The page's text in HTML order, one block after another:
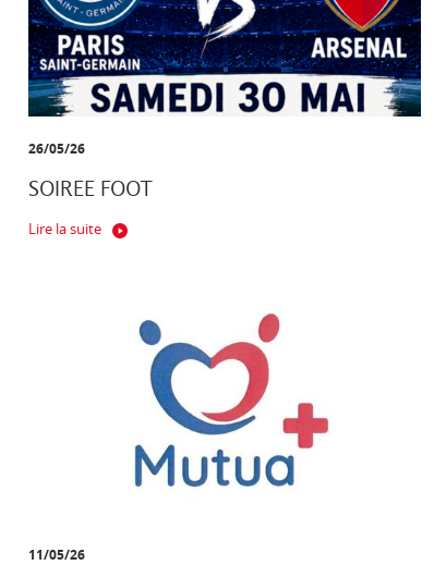
26/05/26
SOIREE FOOT
Lire la suite
11/05/26